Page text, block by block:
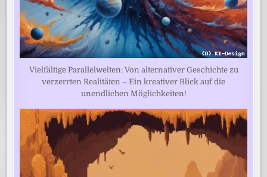
Vielfältige Parallelwelten: Von alternativer Geschichte zu
verzerrten Realitäten – Ein kreativer Blick auf die
unendlichen Möglichkeiten!